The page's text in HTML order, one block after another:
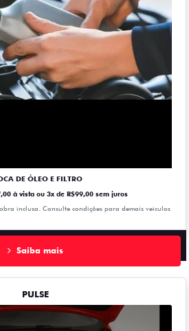
DE ÓLEO E FILTRO
à vista ou 3x de R$99,00 sem juros
inclusa. Consulte condições para demais veiculos
Saiba mais
PULSE